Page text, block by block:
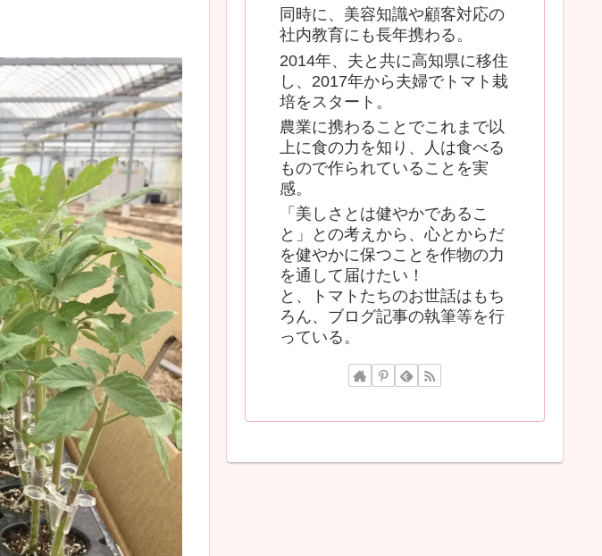
同時に、美容知識や顧客対応の
社内教育にも長年携わる。
2014年、夫と共に高知県に移住
し、2017年から夫婦でトマト栽
培をスタート。
農業に携わることでこれまで以
上に食の力を知り、人は食べる
もので作られていることを実
感。
「美しさとは健やかであるこ
と」との考えから、心とからだ
を健やかに保つことを作物の力
を通して届けたい！
と、トマトたちのお世話はもち
ろん、ブログ記事の執筆等を行
っている。